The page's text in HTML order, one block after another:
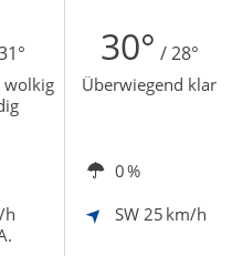
30° / 28°
wolkig
Überwiegend klar
0 %
h
SW 25 km/h